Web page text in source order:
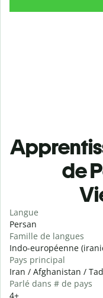
de
Langue
Persan
Famille de langues
Indo-européenne
Pays principal
Iran / Afghanistan /
Parlé dans # de pays
4+